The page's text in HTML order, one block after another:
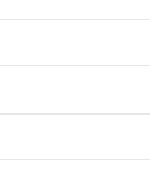
ารผลิตดอก
ร์ยาวนานกว่าห
อฝรั่งเศสและ